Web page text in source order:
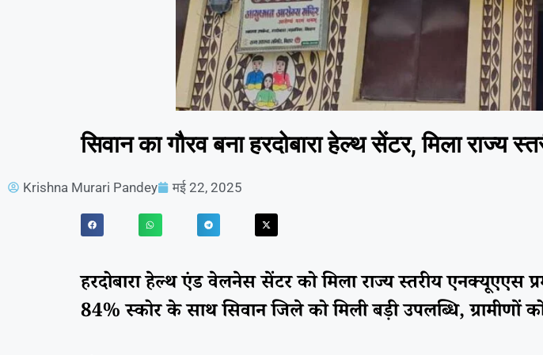
सिवान का गौरव बना हरदोबारा हेल्थ सेंटर, मिला राज्य
Krishna Murari Pandey मई 22, 2025
हरदोबारा हेल्थ एंड वेलनेस सेंटर को मिला राज्य स्तरीय एनक्यूएएस
84% स्कोर के साथ सिवान जिले को मिली बड़ी उपलब्धि, ग्रामीणों